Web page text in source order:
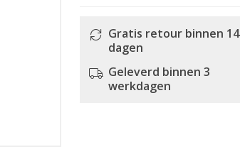
Gratis retour binnen 14
dagen
Geleverd binnen 3
werkdagen